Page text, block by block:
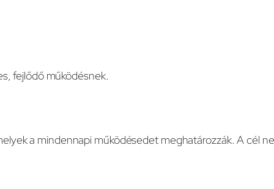
fejlődő működésnek.
a mindennapi működésedet meghatározzák. A cél